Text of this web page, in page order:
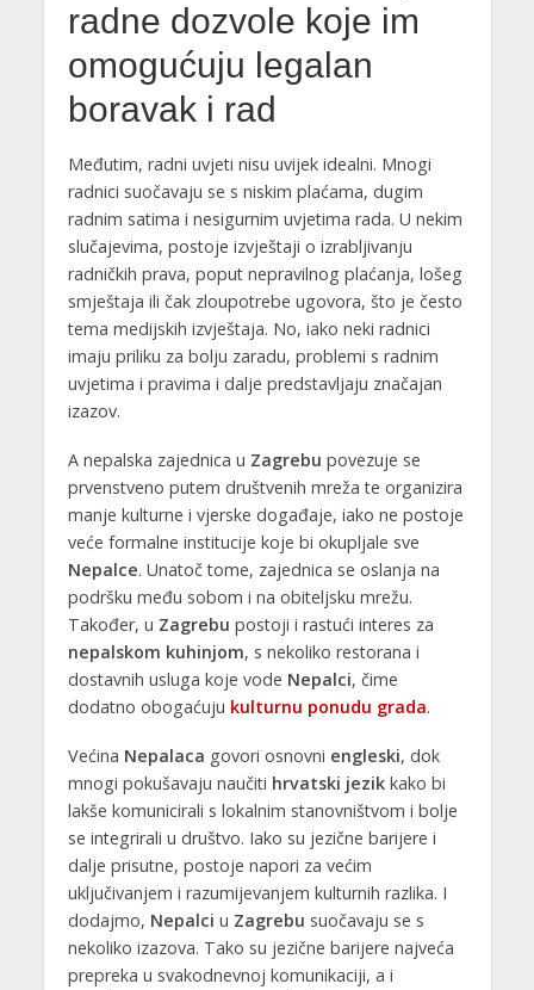
radne dozvole koje im
omogućuju legalan
boravak i rad
Međutim, radni uvjeti nisu uvijek idealni. Mnogi
radnici suočavaju se s niskim plaćama, dugim
radnim satima i nesigurnim uvjetima rada. U nekim
slučajevima, postoje izvještaji o izrabljivanju
radničkih prava, poput nepravilnog plaćanja, lošeg
smještaja ili čak zloupotrebe ugovora, što je često
tema medijskih izvještaja. No, iako neki radnici
imaju priliku za bolju zaradu, problemi s radnim
uvjetima i pravima i dalje predstavljaju značajan
izazov.
A nepalska zajednica u Zagrebu povezuje se
prvenstveno putem društvenih mreža te organizira
manje kulturne i vjerske događaje, iako ne postoje
veće formalne institucije koje bi okupljale sve
Nepalce. Unatoč tome, zajednica se oslanja na
podršku među sobom i na obiteljsku mrežu.
Također, u Zagrebu postoji i rastući interes za
nepalskom kuhinjom, s nekoliko restorana i
dostavnih usluga koje vode Nepalci, čime
dodatno obogaćuju kulturnu ponudu grada.
Većina Nepalaca govori osnovni engleski, dok
mnogi pokušavaju naučiti hrvatski jezikkako bi
lakše komunicirali s lokalnim stanovništvom i bolje
se integrirali u društvo. Iako su jezične barijere i
dalje prisutne, postoje napori za većim
uključivanjem i razumijevanjem kulturnih razlika. I
dodajmo, Nepalci u Zagrebu suočavaju se s
nekoliko izazova. Tako su jezične barijere najveća
prepreka u svakodnevnoj komunikaciji, a i